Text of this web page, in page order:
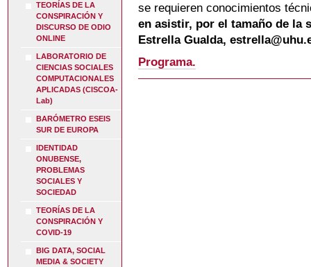
TEORÍAS DE LA
CONSPIRACIÓN Y
DISCURSO DE ODIO
ONLINE
LABORATORIO DE
CIENCIAS SOCIALES
COMPUTACIONALES
APLICADAS (CISCOA-
Lab)
BARÓMETRO ESEIS
SUR DE EUROPA
IDENTIDAD
ONUBENSE,
PROBLEMAS
SOCIALES Y
SOCIEDAD
TEORÍAS DE LA
CONSPIRACIÓN Y
COVID-19
BIG DATA, SOCIAL
MEDIA & SOCIETY
se requieren conocimientos
en asistir, por el tamaño de la
Estrella Gualda,
Programa.